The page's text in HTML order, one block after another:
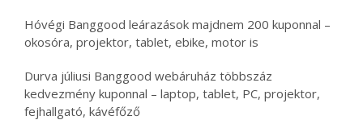
Hóvégi Banggood leárazások majdnem 200 kuponnal –
okosóra, projektor, tablet, ebike, motor is
Durva júliusi Banggood webáruház többszáz
kedvezmény kuponnal – laptop, tablet, PC, projektor,
fejhallgató, kávéfőző